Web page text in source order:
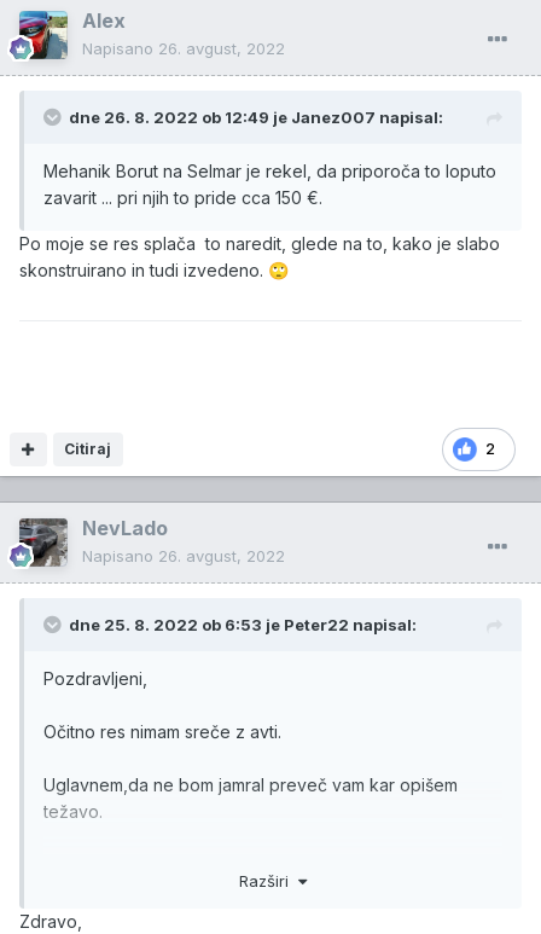
Alex
Napisano 26. avgust, 2022
dne 26. 8. 2022 ob 12:49 je Janez007 napisal:
Mehanik Borut na Selmar je rekel, da priporoča to loputo
zavarit ... pri njih to pride cca 150 €.
Po moje se res splača to naredit, glede na to, kako je slabo
skonstruirano in tudi izvedeno. 🙄
2
Citiraj
NevLado
Napisano 26. avgust, 2022
dne 25. 8. 2022 ob 6:53 je Peter22 napisal:
Pozdravljeni,
Očitno res nimam sreče z avti.
Uglavnem,da ne bom jamral preveč vam kar opišem
težavo.
moč,recimo pri 100km/h ,kar nehal pospeševati in po
2min ,spet kar dobil moč ,ter normalno vozil.
Razširi
Zdravo,